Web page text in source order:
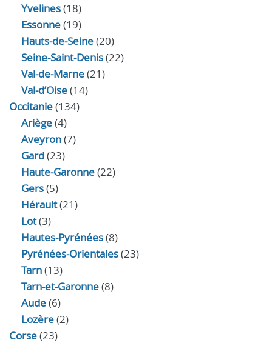
Yvelines(18)
Essonne(19)
Hauts-de-Seine(20)
Seine-Saint-Denis(22)
Val-de-Marne(21)
Val-d’Oise(14)
Occitanie(134)
Ariège(4)
Aveyron(7)
Gard(23)
Haute-Garonne(22)
Gers(5)
Hérault(21)
Lot(3)
Hautes-Pyrénées(8)
Pyrénées-Orientales(23)
Tarn(13)
Tarn-et-Garonne(8)
Aude(6)
Lozère(2)
Corse(23)